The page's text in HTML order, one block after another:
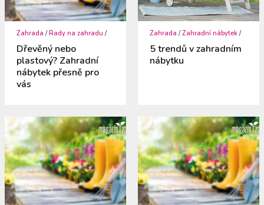
Zahrada /Rady na zahradu /
Dřevěný nebo
plastový? Zahradní
nábytek přesně pro
vás
Zahrada /Zahradní nábytek /
5 trendů v zahradním
nábytku